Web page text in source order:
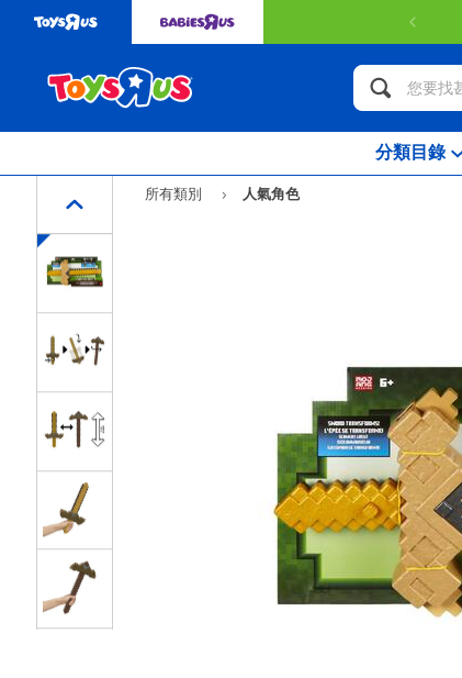
分類目錄
所有類別
人氣角色